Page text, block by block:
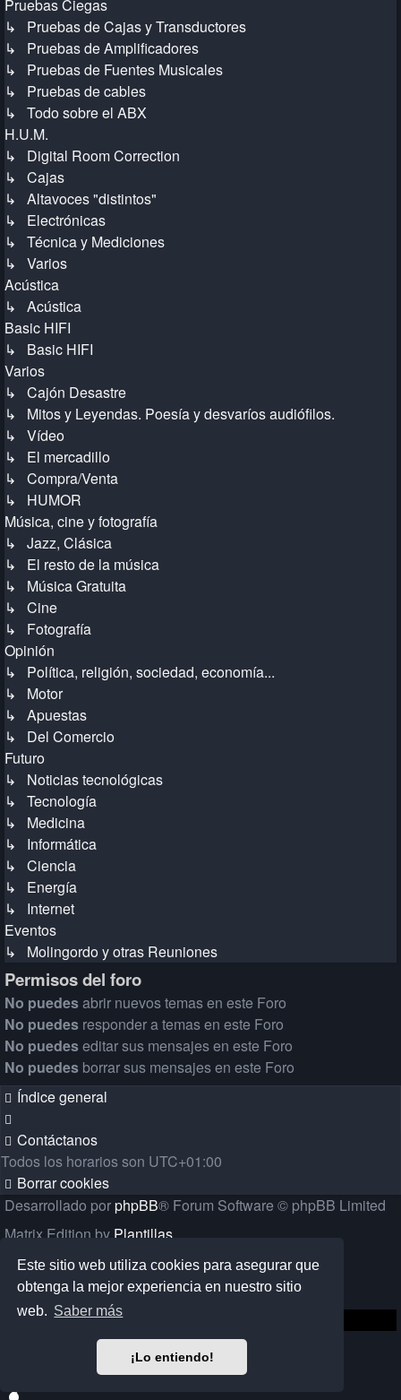
Este sitio web utiliza cookies para asegurar que
obtenga la mejor experiencia en nuestro sitio
web. Saber más
¡Lo entiendo!
Pruebas Ciegas
↳ Pruebas de Cajas y Transductores
↳ Pruebas de Amplificadores
↳ Pruebas de Fuentes Musicales
↳ Pruebas de cables
↳ Todo sobre el ABX
H.U.M.
↳ Digital Room Correction
↳ Cajas
↳ Altavoces "distintos"
↳ Electrónicas
↳ Técnica y Mediciones
↳ Varios
Acústica
↳ Acústica
Basic HIFI
↳ Basic HIFI
Varios
↳ Cajón Desastre
↳ Mitos y Leyendas. Poesía y desvaríos audiófilos.
↳ Vídeo
↳ El mercadillo
↳ Compra/Venta
↳ HUMOR
Música, cine y fotografía
↳ Jazz, Clásica
↳ El resto de la música
↳ Música Gratuita
↳ Cine
↳ Fotografía
Opinión
↳ Política, religión, sociedad, economía...
↳ Motor
↳ Apuestas
↳ Del Comercio
Futuro
↳ Noticias tecnológicas
↳ Tecnología
↳ Medicina
↳ Informática
↳ Ciencia
↳ Energía
↳ Internet
Eventos
↳ Molingordo y otras Reuniones
Permisos del foro
No puedesabrir nuevos temas en este Foro
No puedes responder a temas en este Foro
No puedeseditar sus mensajes en este Foro
No puedes borrar sus mensajes en este Foro
Índice general
Contáctanos
Todos los horarios son UTC+01:00
Borrar cookies
Desarrollado porphpBB® Forum Software © phpBB Limited
Matrix Edition by Plantillas
Traducción al español porphpBB España
Privacidad |Condiciones